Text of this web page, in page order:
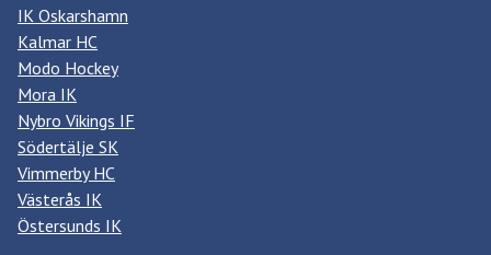
IK Oskarshamn
Kalmar HC
Modo Hockey
Mora IK
Nybro Vikings IF
Södertälje SK
Vimmerby HC
Västerås IK
Östersunds IK